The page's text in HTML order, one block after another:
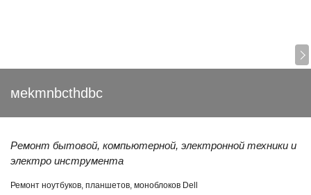
мekmnbcthdbc
Ремонт бытовой, компьютерной, электронной техники и
электро инструмента
Ремонт ноутбуков, планшетов, моноблоков Dell